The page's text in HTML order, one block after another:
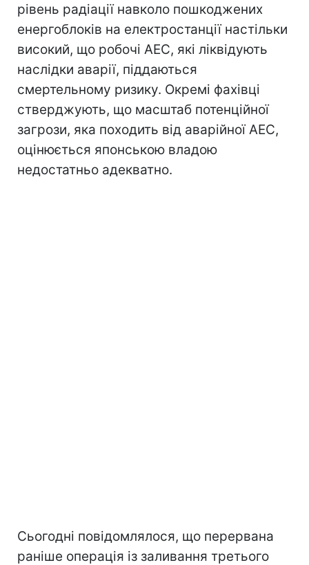
рівень радіації навколо пошкоджених
енергоблоків на електростанції настільки
високий, що робочі АЕС, які ліквідують
наслідки аварії, піддаються
смертельному ризику. Окремі фахівці
стверджують, що масштаб потенційної
загрози, яка походить від аварійної АЕС,
оцінюється японською владою
недостатньо адекватно.
Сьогодні повідомлялося, що перервана
раніше операція із заливання третього